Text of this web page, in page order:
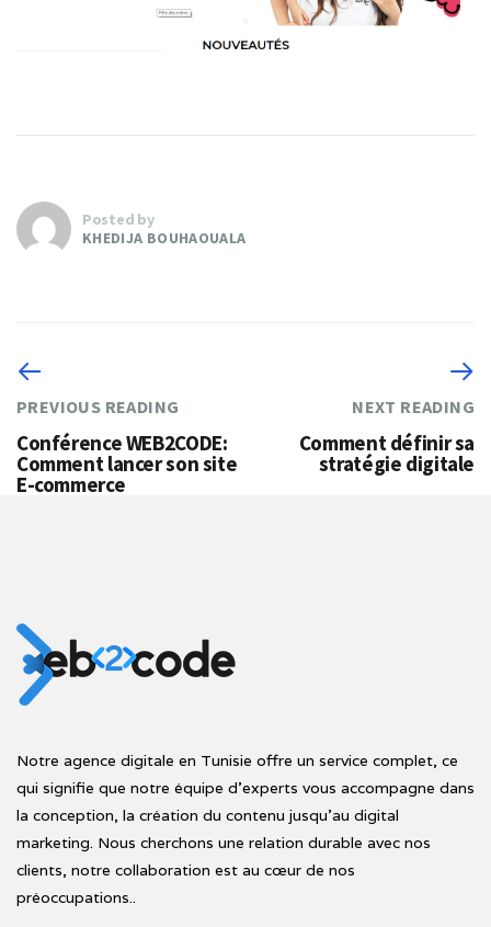
Posted by
KHEDIJA BOUHAOUALA
PREVIOUS READING
Conférence WEB2CODE:
Comment lancer son site
E-commerce
NEXT READING
Comment définir sa
stratégie digitale
Notre agence digitale en Tunisie offre un service complet, ce
qui signifie que notre équipe d'experts vous accompagne dans
la conception, la création du contenu jusqu'au digital
marketing. Nous cherchons une relation durable avec nos
clients, notre collaboration est au cœur de nos
préoccupations..